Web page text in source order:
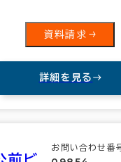
資料請求
詳細を見る
お問い合わせ番号
可能時期
入居可能